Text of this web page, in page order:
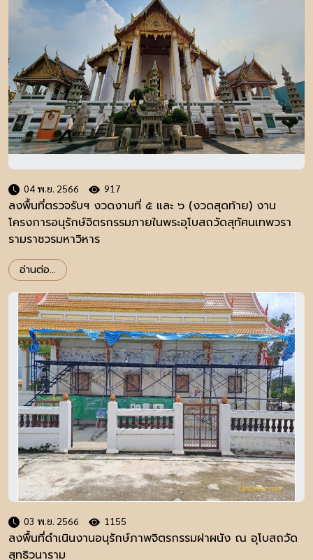
04 พ.ย. 2566 917
ลงพื้นที่ตรวจรับฯ งวดงานที่ ๕ และ ๖ (งวดสุดท้าย) งาน
โครงการอนุรักษ์จิตรกรรมภายในพระอุโบสถวัดสุทัศนเทพวรา
รามราชวรมหาวิหาร
อ่านต่อ...
03 พ.ย. 2566 1155
ลงพื้นที่ดำเนินงานอนุรักษ์ภาพจิตรกรรมฝาผนัง ณ อุโบสถวัด
สุทธิวนาราม